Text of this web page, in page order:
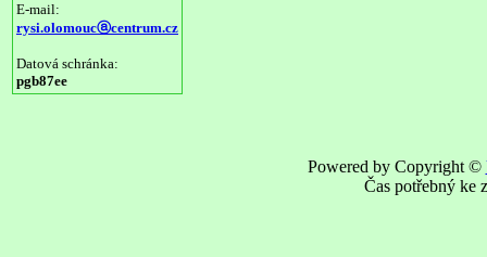
E-mail:
rysi.olomoucⓐcentrum.cz
Datová schránka:
pgb87ee
Powered by Copyright ©
Čas potřebný ke